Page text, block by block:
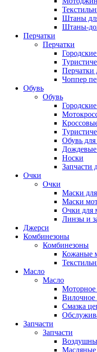
Штаны
Штаны-
Перчатки
Перчатки
Перчатки
Чоппер
Обувь
Обувь
Обувь
Носки
Запчасти
Очки
Очки
Маски
Маски
Очки для
Линзы и
Джерси
Комбинезоны
Комбинезоны
Кожаные
Масло
Масло
Моторное
Вилочное
Смазка
Запчасти
Запчасти